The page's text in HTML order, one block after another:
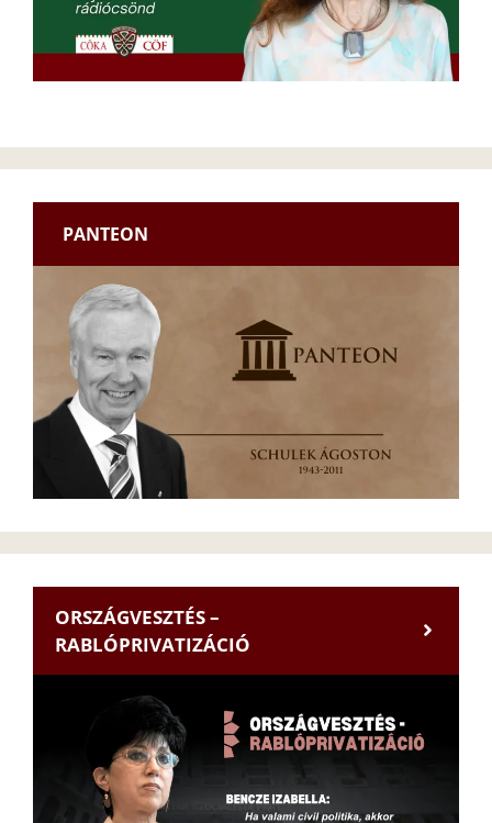
PANTEON
ORSZÁGVESZTÉS –
RABLÓPRIVATIZÁCIÓ